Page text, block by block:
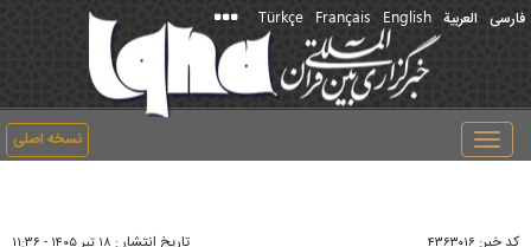
فارسی العربیة English
Français
Türkçe
نسخه اصلی
Toggle
navigation
کد خبر: تاریخ انتشار :